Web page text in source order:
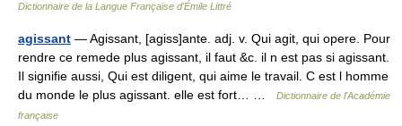
Dictionnaire de la Langue Française d'Émile Littré
agissant — Agissant, [agiss]ante. adj. v. Qui agit, qui opere. Pour
rendre ce remede plus agissant, il faut &c. il n est pas si agissant.
Il signifie aussi, Qui est diligent, qui aime le travail. C est l homme
du monde le plus agissant. elle est fort… …
Dictionnaire de l'Académie
française